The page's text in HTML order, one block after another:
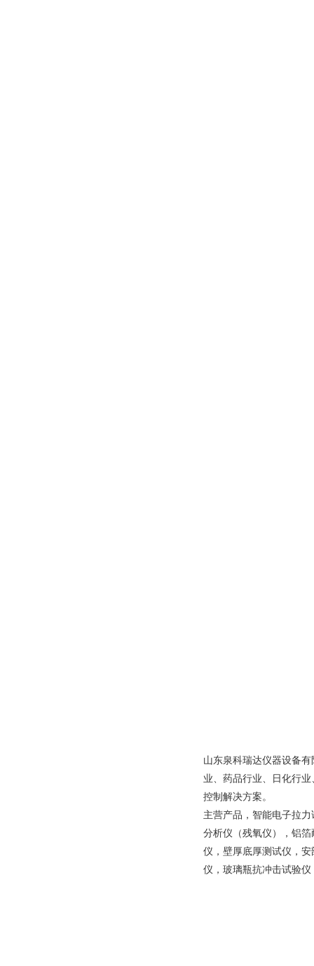
山东泉科瑞达仪器设备
业、药品行业、日化行
控制解决方案。
主营产品，智能电子拉
分析仪（残氧仪），铝
仪，壁厚底厚测试仪，
仪，玻璃瓶抗冲击试验